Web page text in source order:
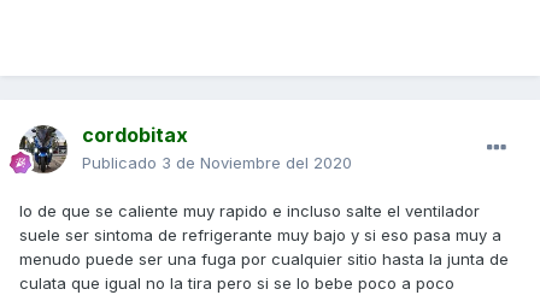
cordobitax
Publicado 3 de Noviembre del 2020
lo de que se caliente muy rapido e incluso salte el ventilador
suele ser sintoma de refrigerante muy bajo y si eso pasa muy a
menudo puede ser una fuga por cualquier sitio hasta la junta de
culata que igual no la tira pero si se lo bebe poco a poco